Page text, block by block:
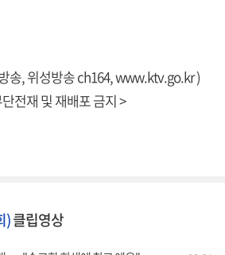
송, 위성방송 ch164,www.ktv.go.kr)
전재 및 재배포 금지 >
)클립영상